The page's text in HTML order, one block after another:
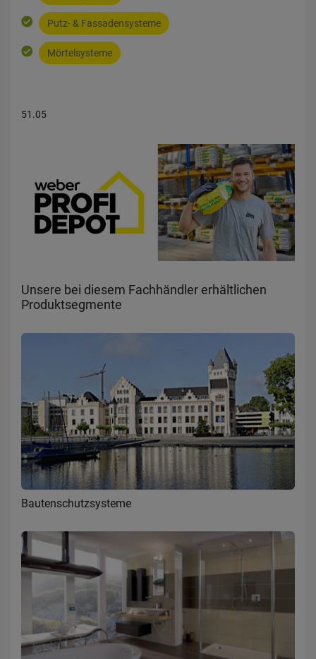
Putz- & Fassadensysteme
Mörtelsysteme
51.05
Unsere bei diesem Fachhändler erhältlichen
Produktsegmente
Bautenschutzsysteme